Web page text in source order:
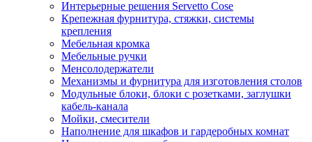
Интерьерные решения Servetto Cose
Крепежная фурнитура, стяжки, системы
крепления
Мебельная кромка
Мебельные ручки
Менсолодержатели
Механизмы и фурнитура для изготовления столов
Модульные блоки, блоки с розетками, заглушки
кабель-канала
Мойки, смесители
Наполнение для шкафов и гардеробных комнат